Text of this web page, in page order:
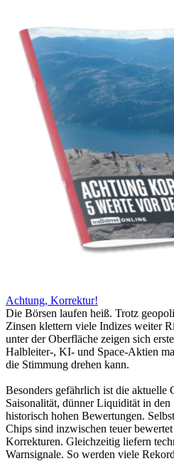
Achtung, Korrektur!
Die Börsen laufen heiß. Trotz
Zinsen klettern viele Indizes weiter
unter der Oberfläche zeigen sich
Halbleiter-, KI- und Space-Aktien
die Stimmung drehen kann.
Besonders gefährlich ist die aktuelle
Saisonalität, dünner Liquidität in den
historisch hohen Bewertungen.
Chips sind inzwischen teuer
Korrekturen. Gleichzeitig liefern
Warnsignale. So werden viele